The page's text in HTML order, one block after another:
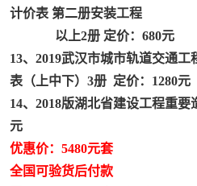
计价表 第二册安装工程
以上2册 定价：680元
13、2019武汉市城市轨道交通
表（上中下）3册 定价：1280元
14、2018版湖北省建设工程重
元
优惠价：5480元套
全国可验货后付款
天津建设工程预算定额
广东省水利水电概预算定额
四川省清单计价定额